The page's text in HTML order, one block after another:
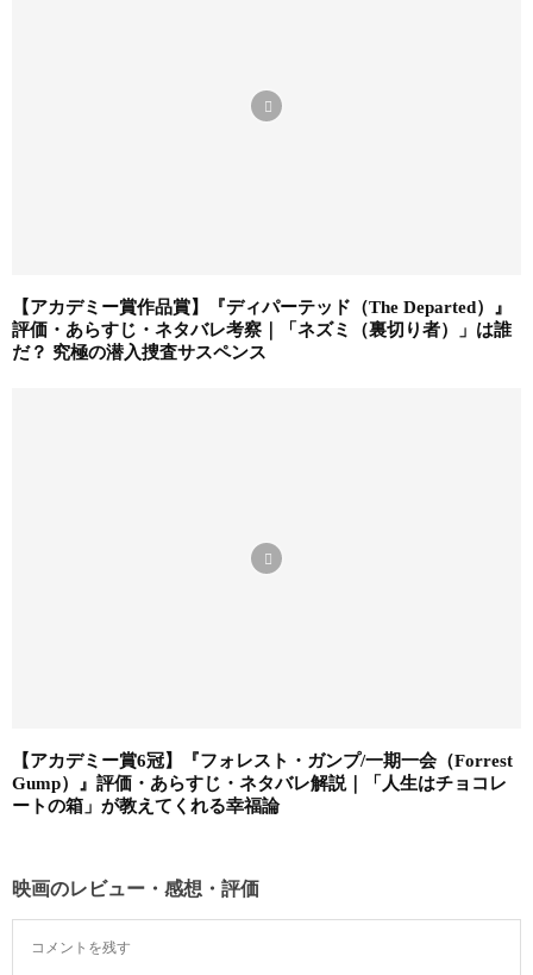
【アカデミー賞作品賞】『ディパーテッド（The Departed）』
評価・あらすじ・ネタバレ考察｜「ネズミ（裏切り者）」は誰
だ？ 究極の潜入捜査サスペンス
【アカデミー賞6冠】『フォレスト・ガンプ/一期一会（Forrest
Gump）』評価・あらすじ・ネタバレ解説｜「人生はチョコレ
ートの箱」が教えてくれる幸福論
映画のレビュー・感想・評価